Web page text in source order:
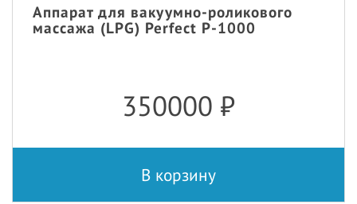
Аппарат для вакуумно-роликового
массажа (LPG) Perfect P-1000
350000 ₽
В корзину